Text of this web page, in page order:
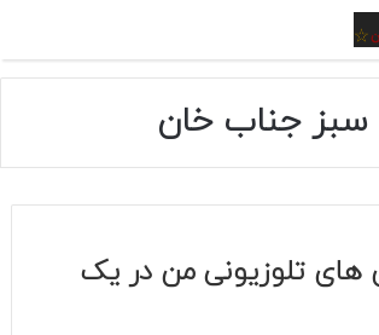
جناب خان
های تلوزیونی من در یک